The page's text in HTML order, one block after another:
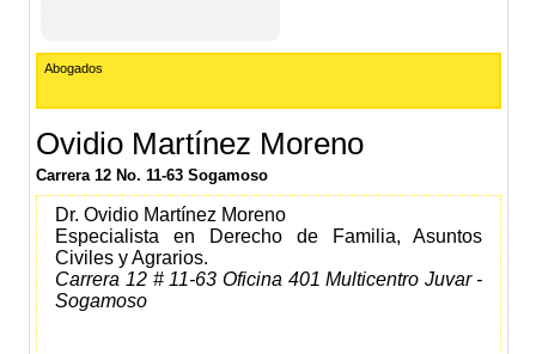
Abogados
Ovidio Martínez Moreno
Carrera 12 No. 11-63 Sogamoso
Dr. Ovidio Martínez Moreno
Especialista en Derecho de Familia, Asuntos
Civiles y Agrarios.
Carrera 12 # 11-63 Oficina 401 Multicentro Juvar -
Sogamoso